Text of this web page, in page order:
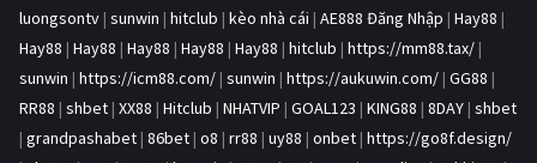
luongsontv | sunwin | hitclub | kèo nhà cái | AE888 Đăng Nhập | Hay88 |
Hay88 | Hay88 | Hay88 | Hay88 | Hay88 | hitclub | https://mm88.tax/ |
sunwin | https://icm88.com/ | sunwin | https://aukuwin.com/ | GG88 |
RR88 | shbet | XX88 | Hitclub | NHATVIP | GOAL123 | KING88 | 8DAY | shbet
| grandpashabet | 86bet | o8 | rr88 | uy88 | onbet | https://go8f.design/